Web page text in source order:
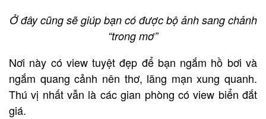
Ở đây cũng sẽ giúp bạn có được bộ ảnh sang chảnh
“trong mơ”
Nơi này có view tuyệt đẹp để bạn ngắm hồ bơi và
ngắm quang cảnh nên thơ, lãng mạn xung quanh.
Thú vị nhất vẫn là các gian phòng có view biển đắt
giá.